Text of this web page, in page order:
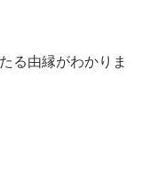
る由縁がわかりま